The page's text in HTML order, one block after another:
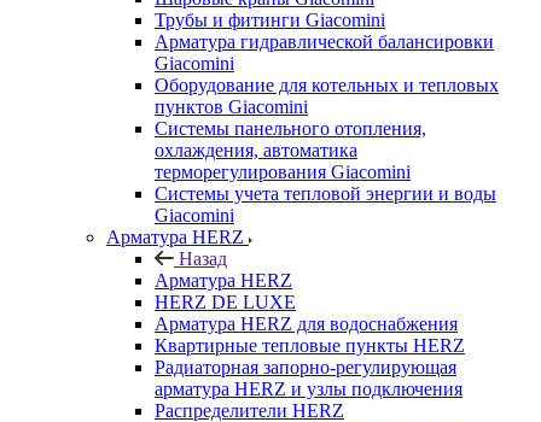
Трубы и фитинги Giacomini
Арматура гидравлической балансировки
Giacomini
Оборудование для котельных и тепловых
пунктов Giacomini
Системы панельного отопления,
охлаждения, автоматика
терморегулирования Giacomini
Системы учета тепловой энергии и воды
Giacomini
Арматура HERZ
Назад
Арматура HERZ
HERZ DE LUXE
Арматура HERZ для водоснабжения
Квартирные тепловые пункты HERZ
Радиаторная запорно-регулирующая
арматура HERZ и узлы подключения
Распределители HERZ